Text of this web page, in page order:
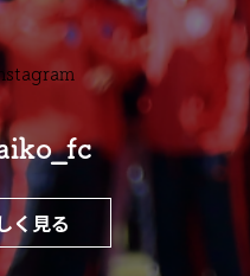
く見る